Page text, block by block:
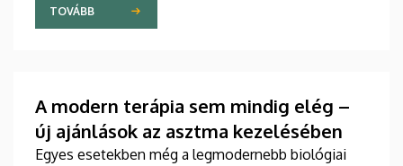
a járművek előtt.
TOVÁBB
A modern terápia sem mindig elég –
új ajánlások az asztma kezelésében
Egyes esetekben még a legmodernebb biológiai